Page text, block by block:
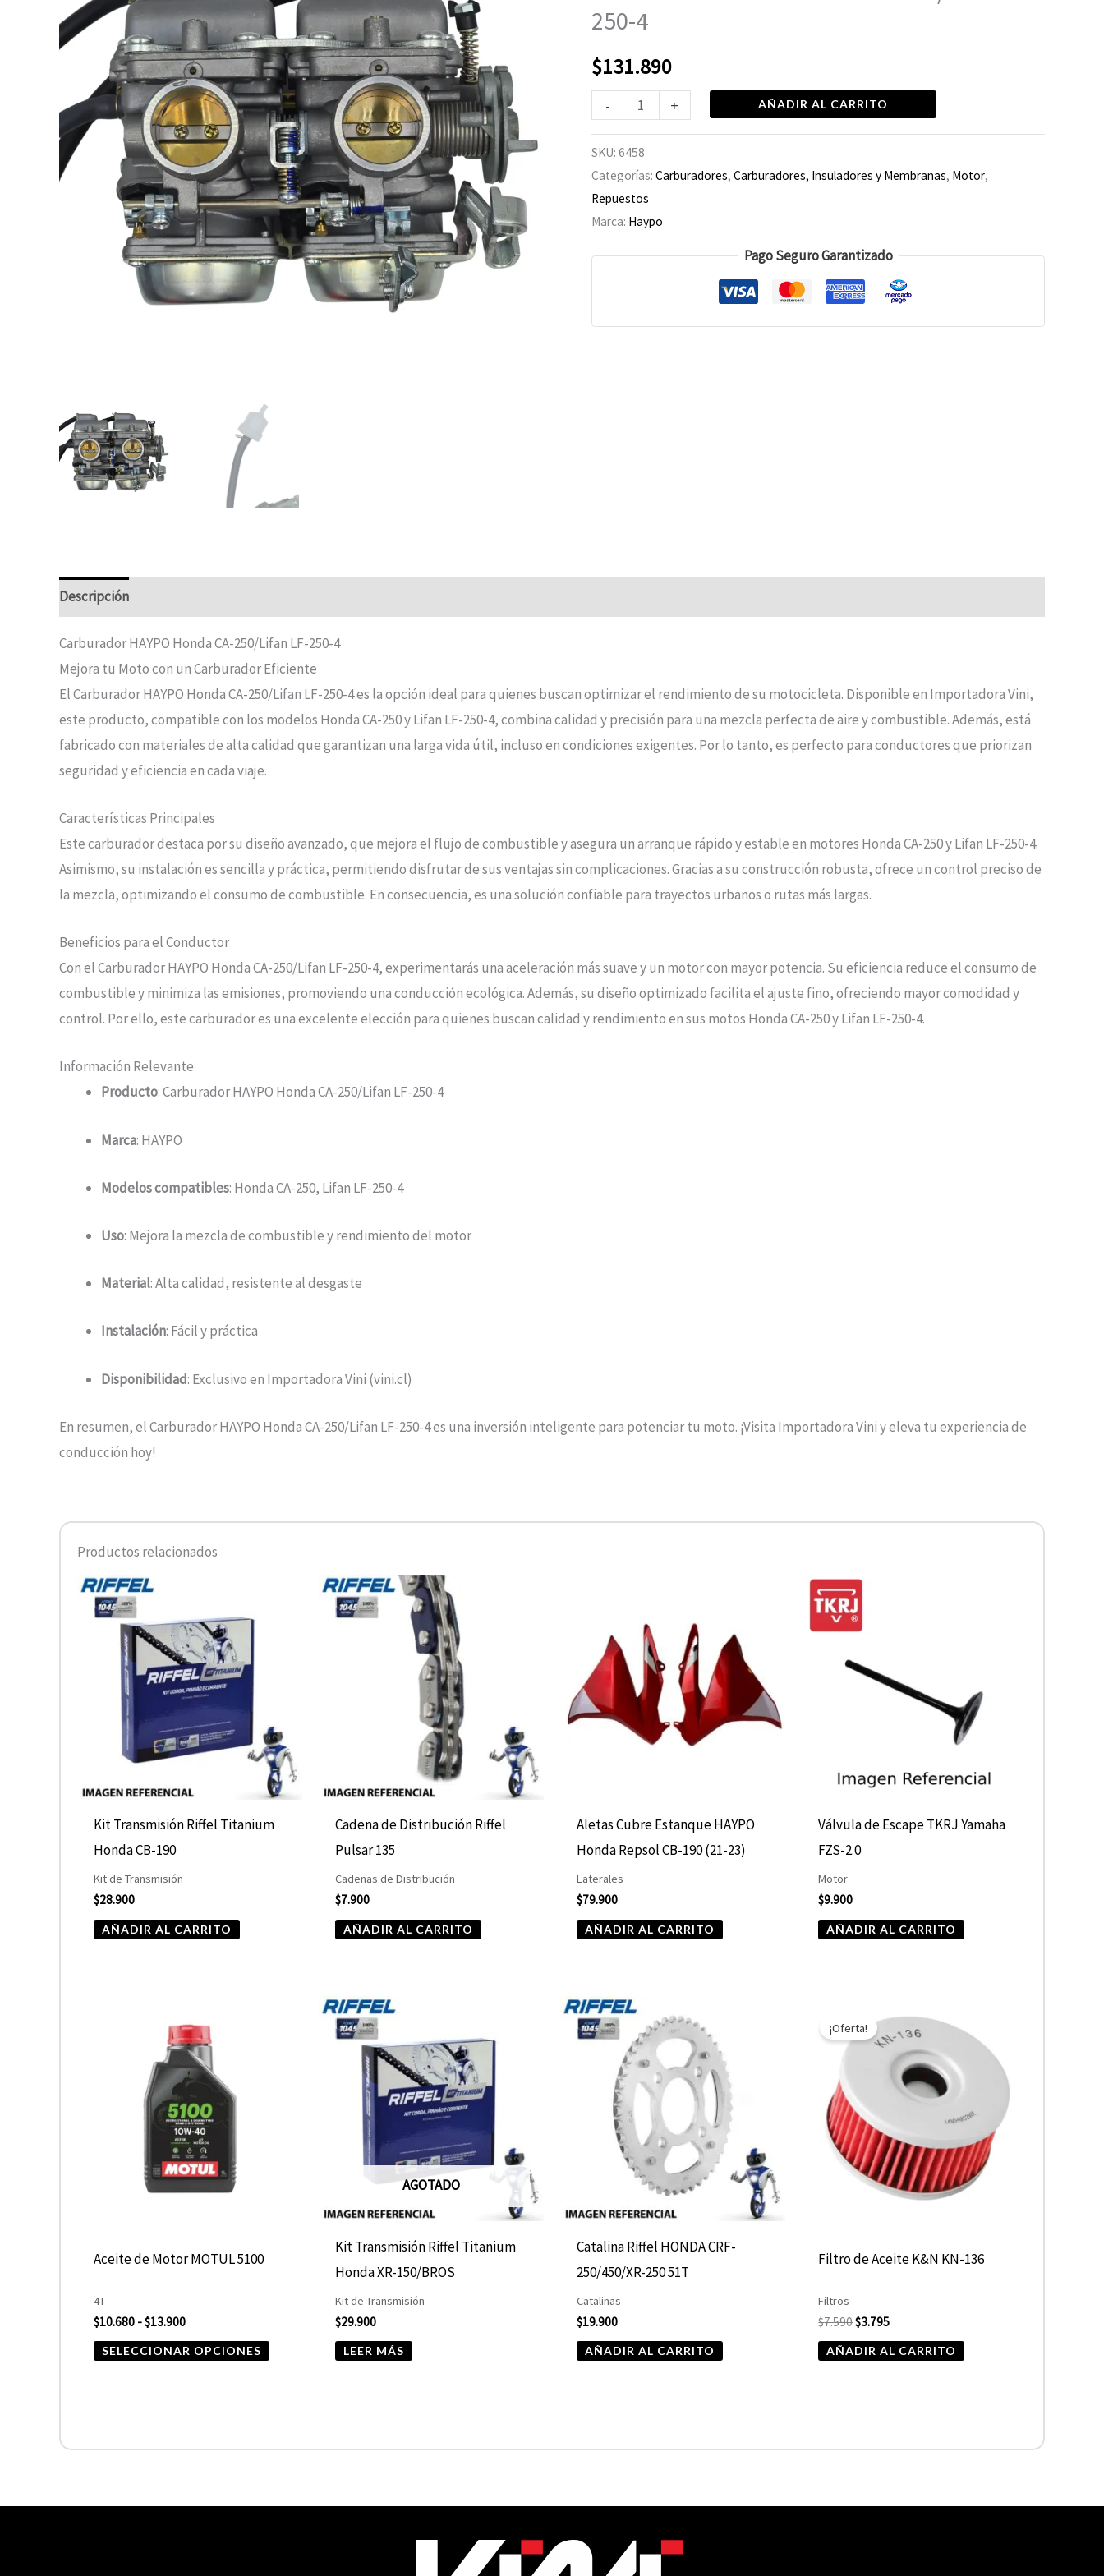
250-4
$131.890
-
Lifan
250-
+ AÑADIR AL CARRITO
SKU: 6458
Categorías: Carburadores, Carburadores, Insuladores y Membranas, Motor,
Repuestos
Marca: Haypo
Pago Seguro Garantizado
Descripción
Carburador HAYPO Honda CA-250/Lifan LF-250-4
Mejora tu Moto con un Carburador Eficiente
El Carburador HAYPO Honda CA-250/Lifan LF-250-4 es la opción ideal para quienes buscan optimizar el rendimiento de su motocicleta. Disponible en Importadora Vini,
este producto, compatible con los modelos Honda CA-250 y Lifan LF-250-4, combina calidad y precisión para una mezcla perfecta de aire y combustible. Además, está
fabricado con materiales de alta calidad que garantizan una larga vida útil, incluso en condiciones exigentes. Por lo tanto, es perfecto para conductores que priorizan
seguridad y eficiencia en cada viaje.
Características Principales
Este carburador destaca por su diseño avanzado, que mejora el flujo de combustible y asegura un arranque rápido y estable en motores Honda CA-250 y Lifan LF-250-4.
Asimismo, su instalación es sencilla y práctica, permitiendo disfrutar de sus ventajas sin complicaciones. Gracias a su construcción robusta, ofrece un control preciso de
la mezcla, optimizando el consumo de combustible. En consecuencia, es una solución confiable para trayectos urbanos o rutas más largas.
Beneficios para el Conductor
Con el Carburador HAYPO Honda CA-250/Lifan LF-250-4, experimentarás una aceleración más suave y un motor con mayor potencia. Su eficiencia reduce el consumo de
combustible y minimiza las emisiones, promoviendo una conducción ecológica. Además, su diseño optimizado facilita el ajuste fino, ofreciendo mayor comodidad y
control. Por ello, este carburador es una excelente elección para quienes buscan calidad y rendimiento en sus motos Honda CA-250 y Lifan LF-250-4.
Información Relevante
Producto: Carburador HAYPO Honda CA-250/Lifan LF-250-4
Marca: HAYPO
Modelos compatibles: Honda CA-250, Lifan LF-250-4
Uso: Mejora la mezcla de combustible y rendimiento del motor
Material: Alta calidad, resistente al desgaste
Instalación: Fácil y práctica
Disponibilidad: Exclusivo en Importadora Vini (vini.cl)
En resumen, el Carburador HAYPO Honda CA-250/Lifan LF-250-4 es una inversión inteligente para potenciar tu moto. ¡Visita Importadora Vini y eleva tu experiencia de
conducción hoy!
Productos relacionados
Kit Transmisión Riffel Titanium
Honda CB-190
Kit de Transmisión
$28.900
AÑADIR AL CARRITO
Cadena de Distribución Riffel
Pulsar 135
Cadenas de Distribución
$7.900
AÑADIR AL CARRITO
Aletas Cubre Estanque HAYPO
Honda Repsol CB-190 (21-23)
Laterales
$79.900
AÑADIR AL CARRITO
Válvula de Escape TKRJ Yamaha
FZS-2.0
Motor
$9.900
AÑADIR AL CARRITO
Aceite de Motor MOTUL 5100
4T
$10.680 -$13.900
precios:
desde
$10.680
hasta
$13.900
SELECCIONAR OPCIONES
de
producto
AGOTADO
Kit Transmisión Riffel Titanium
Honda XR-150/BROS
Kit de Transmisión
$29.900
LEER MÁS
Catalina Riffel HONDA CRF-
250/450/XR-250 51T
Catalinas
$19.900
AÑADIR AL CARRITO
¡Oferta!
Filtro de Aceite K&N KN-136
Filtros
$7.590
precio
original
$3.795
precio
actual
es:
$3.795.
AÑADIR AL CARRITO